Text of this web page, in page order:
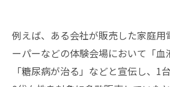
例えば、ある会社が販売した家庭用
ーパーなどの体験会場において「血
「糖尿病が治る」などと宣伝し、1